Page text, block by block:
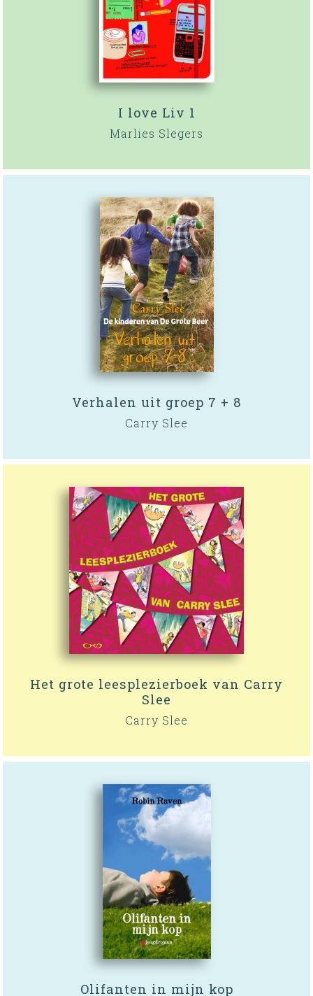
I love Liv 1
Marlies Slegers
Verhalen uit groep 7 + 8
Carry Slee
Het grote leesplezierboek van Carry
Slee
Carry Slee
Olifanten in mijn kop